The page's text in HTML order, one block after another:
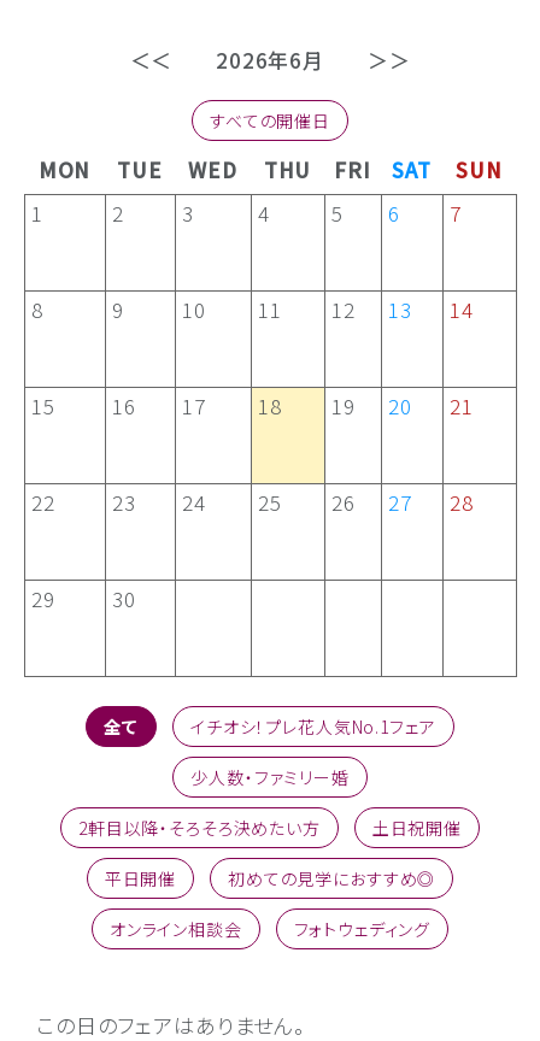
＜＜ 2026年6月 ＞＞
すべての開催日
MON TUE WED THU FRI SAT
SUN
1
2 3 4 5 6 7
8 9 10 11 12 13 14
15 16 17 18 19 20 21
22 23 24 25 26 27 28
29 30
全て イチオシ！プレ花人気No.1フェア
少人数・ファミリー婚
2軒目以降・そろそろ決めたい方 土日祝開催
平日開催 初めての見学におすすめ◎
オンライン相談会 フォトウェディング
この日のフェアはありません。